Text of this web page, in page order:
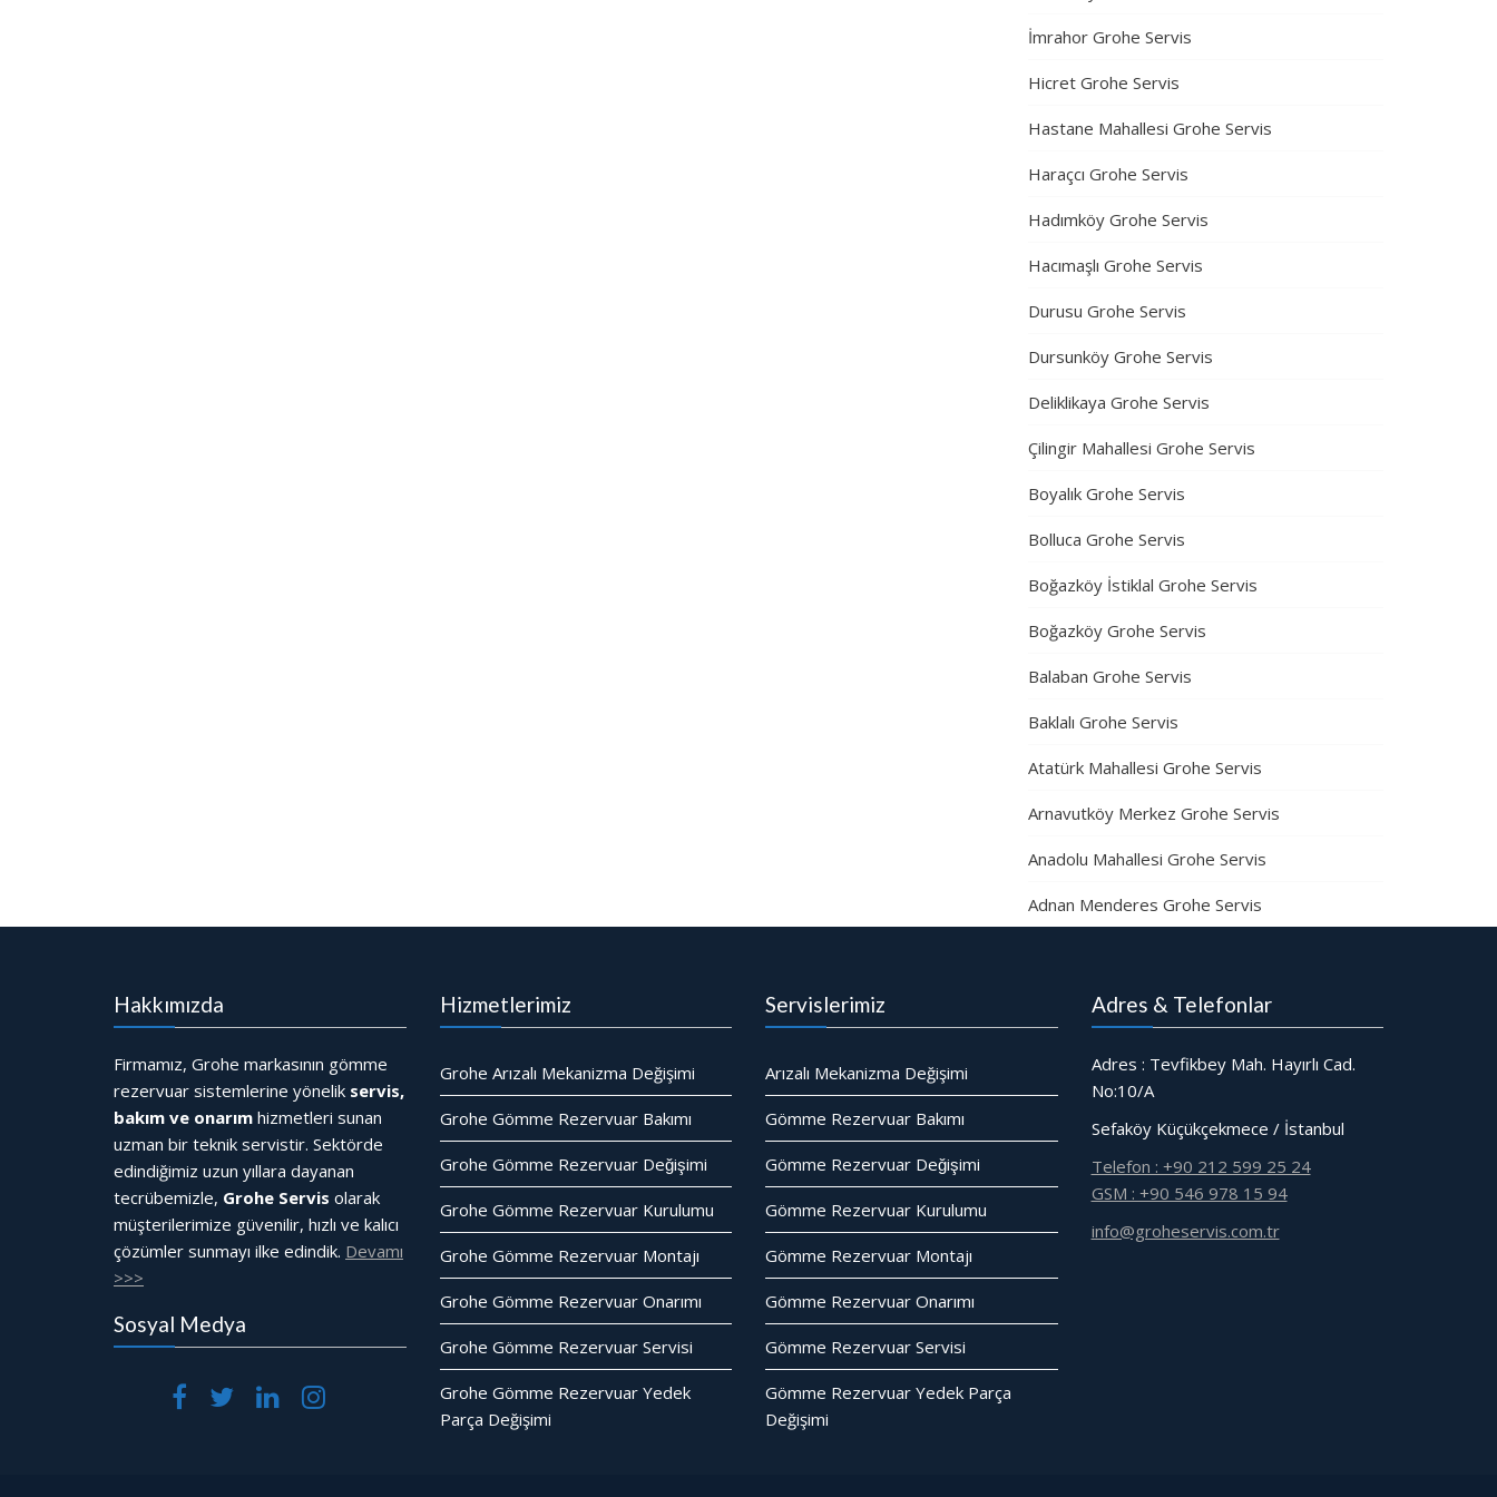
İmrahor Grohe Servis
Hicret Grohe Servis
Hastane Mahallesi Grohe Servis
Haraçcı Grohe Servis
Hadımköy Grohe Servis
Hacımaşlı Grohe Servis
Durusu Grohe Servis
Dursunköy Grohe Servis
Deliklikaya Grohe Servis
Çilingir Mahallesi Grohe Servis
Boyalık Grohe Servis
Bolluca Grohe Servis
Boğazköy İstiklal Grohe Servis
Boğazköy Grohe Servis
Balaban Grohe Servis
Baklalı Grohe Servis
Atatürk Mahallesi Grohe Servis
Arnavutköy Merkez Grohe Servis
Anadolu Mahallesi Grohe Servis
Adnan Menderes Grohe Servis
Hakkımızda
Firmamız, Grohe markasının gömme
rezervuar sistemlerine yönelik servis,
bakım ve onarım hizmetleri sunan
uzman bir teknik servistir. Sektörde
edindiğimiz uzun yıllara dayanan
tecrübemizle, Grohe Servis olarak
müşterilerimize güvenilir, hızlı ve kalıcı
çözümler sunmayı ilke edindik. Devamı
>>>
Sosyal Medya
Hizmetlerimiz
Grohe Arızalı Mekanizma Değişimi
Grohe Gömme Rezervuar Bakımı
Grohe Gömme Rezervuar Değişimi
Grohe Gömme Rezervuar Kurulumu
Grohe Gömme Rezervuar Montajı
Grohe Gömme Rezervuar Onarımı
Grohe Gömme Rezervuar Servisi
Grohe Gömme Rezervuar Yedek
Parça Değişimi
Servislerimiz
Arızalı Mekanizma Değişimi
Gömme Rezervuar Bakımı
Gömme Rezervuar Değişimi
Gömme Rezervuar Kurulumu
Gömme Rezervuar Montajı
Gömme Rezervuar Onarımı
Gömme Rezervuar Servisi
Gömme Rezervuar Yedek Parça
Değişimi
Adres & Telefonlar
Adres : Tevfikbey Mah. Hayırlı Cad.
No:10/A
Sefaköy Küçükçekmece / İstanbul
Telefon : +90 212 599 25 24
GSM : +90 546 978 15 94
info@groheservis.com.tr